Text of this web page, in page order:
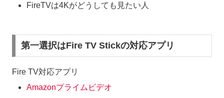
FireTVは4Kがどうしても見たい人
第一選択はFire TV Stickの対応アプリ
Fire TV対応アプリ
Amazonプライムビデオ